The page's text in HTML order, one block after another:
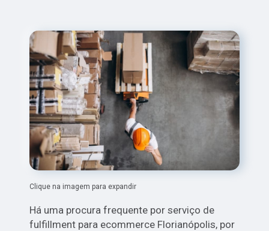
Clique na imagem para expandir
Há uma procura frequente por serviço de
fulfillment para ecommerce Florianópolis, por